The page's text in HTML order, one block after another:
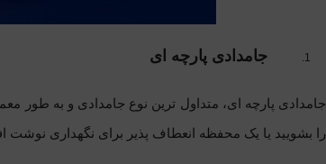
جامدادی پارچه ای
جامدادی پارچه ای، متداول ترین نوع جامدادی و به طور
را بشویید یا یک محفظه انعطاف پذیر برای نگهداری نوشت